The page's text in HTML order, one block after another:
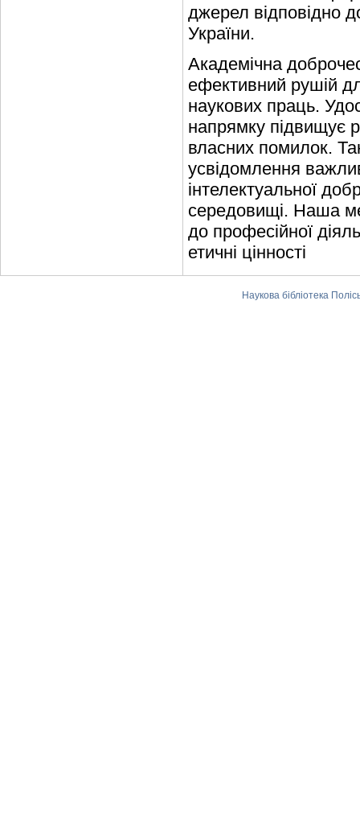
джерел відповідно
України.
Академічна
ефективний рушій
наукових праць.
напрямку підвищує
власних помилок.
усвідомлення
інтелектуальної
середовищі. Наша
до професійної
етичні цінності
Наукова бібліотека